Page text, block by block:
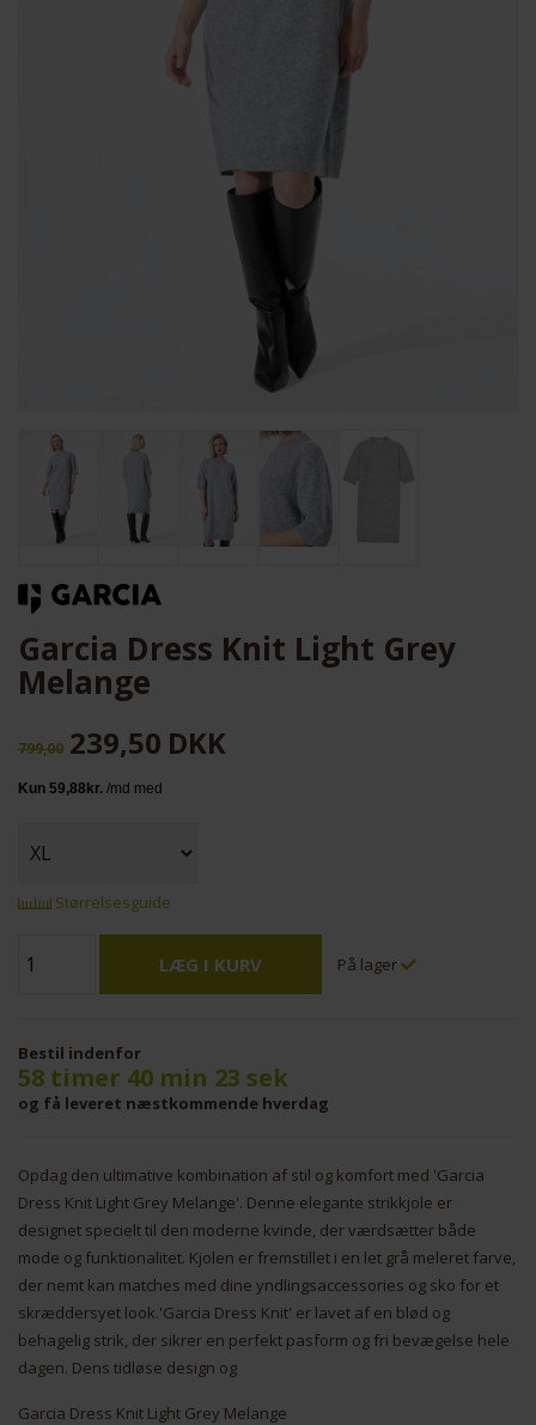
Garcia Dress Knit Light Grey
Melange
799,00 239,50 DKK
Størrelsesguide
På lager
Bestil indenfor
58 timer 40 min 23 sek
og få leveret næstkommende hverdag
Opdag den ultimative kombination af stil og komfort med 'Garcia
Dress Knit Light Grey Melange'. Denne elegante strikkjole er
designet specielt til den moderne kvinde, der værdsætter både
mode og funktionalitet. Kjolen er fremstillet i en let grå meleret farve,
der nemt kan matches med dine yndlingsaccessories og sko for et
skræddersyet look.'Garcia Dress Knit' er lavet af en blød og
behagelig strik, der sikrer en perfekt pasform og fri bevægelse hele
dagen. Dens tidløse design og
Garcia Dress Knit Light Grey Melange